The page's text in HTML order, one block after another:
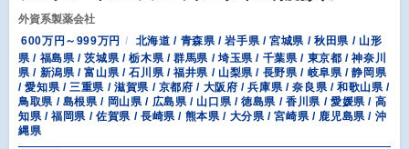
外資系製薬会社
600万円～999万円
北海道 / 青森県 / 岩手県 / 宮城県 / 秋田県 / 山形
県 / 福島県 / 茨城県 / 栃木県 / 群馬県 / 埼玉県 / 千葉県 / 東京都 / 神奈川
県 / 新潟県 / 富山県 / 石川県 / 福井県 / 山梨県 / 長野県 / 岐阜県 / 静岡県
/ 愛知県 / 三重県 / 滋賀県 / 京都府 / 大阪府 / 兵庫県 / 奈良県 / 和歌山県 /
鳥取県 / 島根県 / 岡山県 / 広島県 / 山口県 / 徳島県 / 香川県 / 愛媛県 / 高
知県 / 福岡県 / 佐賀県 / 長崎県 / 熊本県 / 大分県 / 宮崎県 / 鹿児島県 / 沖
縄県